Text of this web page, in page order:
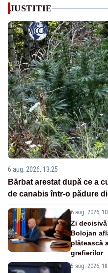
JUSTITIE
6 aug. 2026, 13:25
Bărbat arestat după ce a
de canabis într-o pădure
6 aug. 2026,
Zi
Bolojan
plătească
grefierilor
5 aug. 2026,